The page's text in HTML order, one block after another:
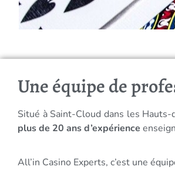
Une équipe de
Situé à Saint-Cloud dans les Hauts-
plus de 20 ans d’expérience
All’in Casino Experts, c’est une